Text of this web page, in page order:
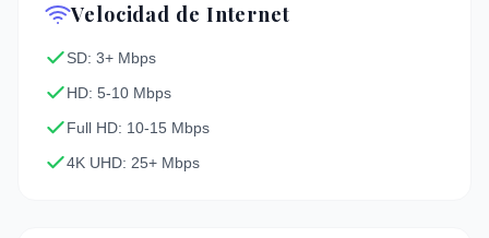
Velocidad de Internet
SD: 3+ Mbps
HD: 5-10 Mbps
Full HD: 10-15 Mbps
4K UHD: 25+ Mbps